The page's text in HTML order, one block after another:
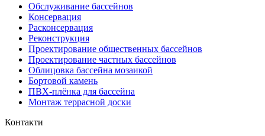
Обслуживание бассейнов
Консервация
Расконсервация
Реконструкция
Проектирование общественных бассейнов
Проектирование частных бассейнов
Облицовка бассейна мозаикой
Бортовой камень
ПВХ-плёнка для бассейна
Монтаж террасной доски
Контакти